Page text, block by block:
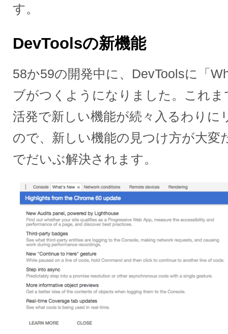
す。
DevToolsの新機能
58か59の開発中に、DevToolsに「
ブがつくようになりました。これま
活発で新しい機能が続々入るわりに
ので、新しい機能の見つけ方が大変
でだいぶ解決されます。